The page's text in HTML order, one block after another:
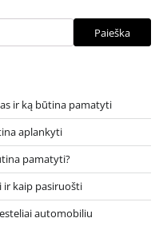
Paieška
ir ką būtina pamatyti
aplankyti
pamatyti?
ir kaip pasiruošti
automobiliu